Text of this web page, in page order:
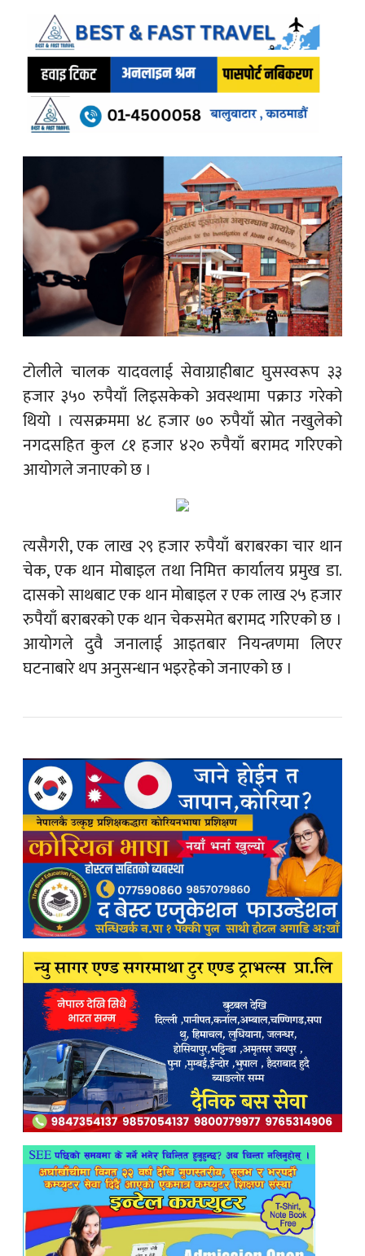
टोलीले चालक यादवलाई सेवाग्राहीबाट घुसस्वरूप ३३
हजार ३५० रुपैयाँ लिइसकेको अवस्थामा पक्राउ गरेको
थियो । त्यसक्रममा ४८ हजार ७० रुपैयाँ स्रोत नखुलेको
नगदसहित कुल ८१ हजार ४२० रुपैयाँ बरामद गरिएको
आयोगले जनाएको छ ।
त्यसैगरी, एक लाख २९ हजार रुपैयाँ बराबरका चार थान
चेक, एक थान मोबाइल तथा निमित्त कार्यालय प्रमुख डा.
दासको साथबाट एक थान मोबाइल र एक लाख २५ हजार
रुपैयाँ बराबरको एक थान चेकसमेत बरामद गरिएको छ ।
आयोगले दुवै जनालाई आइतबार नियन्त्रणमा लिएर
घटनाबारे थप अनुसन्धान भइरहेको जनाएको छ ।